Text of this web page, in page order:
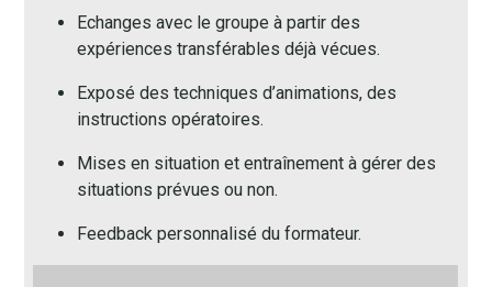
Echanges avec le groupe à partir des
expériences transférables déjà vécues.
Exposé des techniques d’animations, des
instructions opératoires.
Mises en situation et entraînement à gérer des
situations prévues ou non.
Feedback personnalisé du formateur.